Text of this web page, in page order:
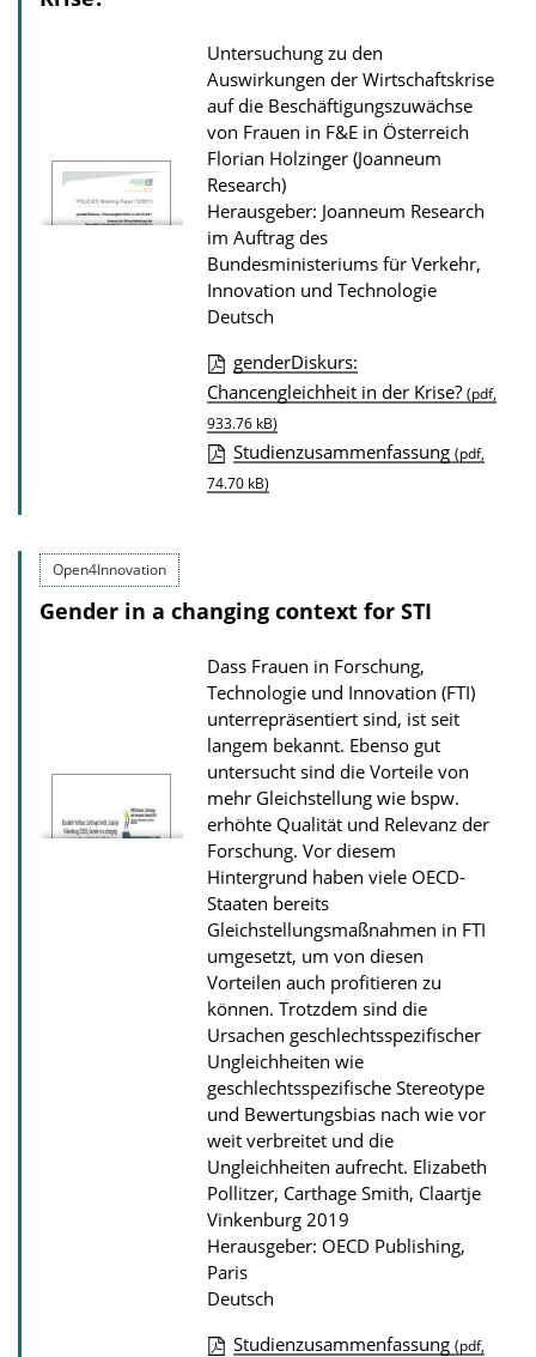
s
z
u
r
P
u
b
l
i
a
t
i
o
Untersuchung zu den
Auswirkungen der Wirtschaftskrise
auf die Beschäftigungszuwächse
von Frauen in F&E in Österreich
Florian Holzinger (Joanneum
Research)
Herausgeber: Joanneum Research
im Auftrag des
Bundesministeriums für Verkehr,
Innovation und Technologie
Deutsch
D
o
w
n
d
s
z
u
r
P
u
b
l
i
k
a
t
i
o
n
genderDiskurs:
Chancengleichheit in der Krise? (pdf,
933.76 kB)
Studienzusammenfassung (pdf,
74.70 kB)
Open4Innovation
Gender in a changing context for STI
Dass Frauen in Forschung,
Technologie und Innovation (FTI)
unterrepräsentiert sind, ist seit
langem bekannt. Ebenso gut
untersucht sind die Vorteile von
mehr Gleichstellung wie bspw.
erhöhte Qualität und Relevanz der
Forschung. Vor diesem
Hintergrund haben viele OECD-
Staaten bereits
Gleichstellungsmaßnahmen in FTI
umgesetzt, um von diesen
Vorteilen auch profitieren zu
können. Trotzdem sind die
Ursachen geschlechtsspezifischer
Ungleichheiten wie
geschlechtsspezifische Stereotype
und Bewertungsbias nach wie vor
weit verbreitet und die
Ungleichheiten aufrecht. Elizabeth
Pollitzer, Carthage Smith, Claartje
Vinkenburg 2019
Herausgeber: OECD Publishing,
Paris
Deutsch
Studienzusammenfassung (pdf,